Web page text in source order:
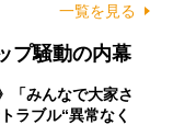
一覧を見る
プ騒動の内幕
「みんなで大家さ
ラブル“異常なく